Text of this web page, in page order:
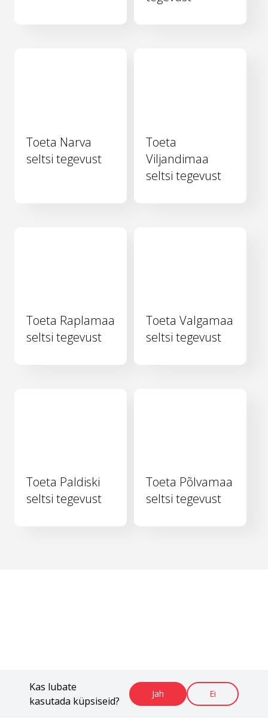
Kas lubate
kasutada küpsiseid?
Jah Ei
Toeta Narva
seltsi tegevust
Toeta
Viljandimaa
seltsi tegevust
Toeta Raplamaa
seltsi tegevust
Toeta Valgamaa
seltsi tegevust
Toeta Paldiski
seltsi tegevust
Toeta Põlvamaa
seltsi tegevust